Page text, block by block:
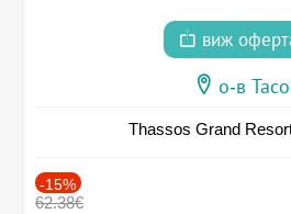
виж
о-в
Thassos Grand
-15%
62.38€